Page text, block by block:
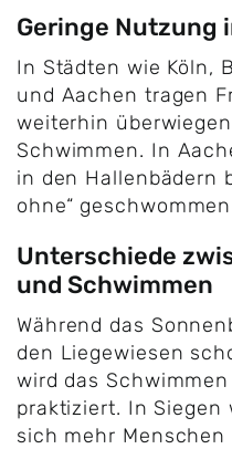
Geringe Nutzung
In Städten wie Köln,
und Aachen tragen
weiterhin
Schwimmen. In
in den Hallenbädern
ohne“
Unterschiede
und Schwimmen
Während das
den Liegewiesen
wird das Schwimmen
praktiziert. In Siegen
sich mehr